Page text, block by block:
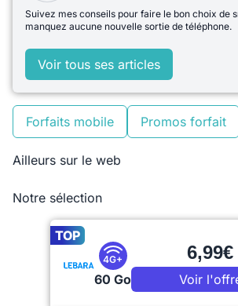
Suivez mes conseils pour faire le bon choix de
manquez aucune nouvelle sortie de téléphone.
Voir tous ses articles
Forfaits mobile Promos forfait
Ailleurs sur le web
Notre sélection
TOP
4G+
60 Go
6,99€
Voir